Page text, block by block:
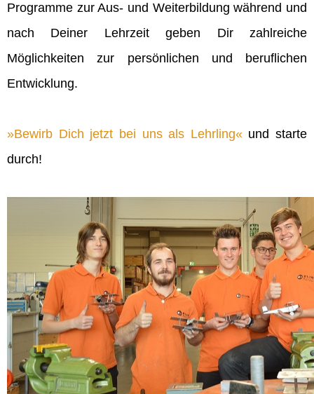
Programme zur Aus- und Weiterbildung während und
nach Deiner Lehrzeit geben Dir zahlreiche
Möglichkeiten zur persönlichen und beruflichen
Entwicklung.
Bewirb Dich jetzt bei uns als Lehrling und starte
durch!